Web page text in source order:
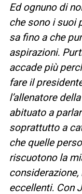
Ed ognuno di
che sono i suoi
sa fino a che
aspirazioni.
accade più
fare il
l’allenatore
abituato a
soprattutto a
che quelle
riscuotono la
eccellenti. Con